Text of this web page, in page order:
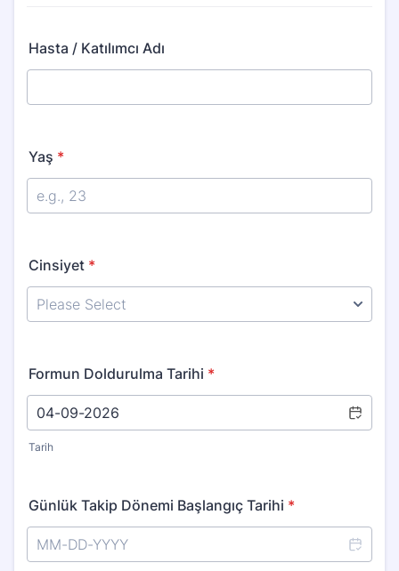
Hasta / Katılımcı Adı
Yaş *
Cinsiyet *
Formun Doldurulma Tarihi *
Tarih
Günlük Takip Dönemi Başlangıç Tarihi *